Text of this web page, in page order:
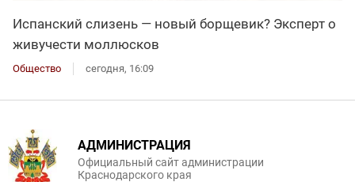
Испанский слизень — новый борщевик? Эксперт о
живучести моллюсков
Общество сегодня, 16:09
АДМИНИСТРАЦИЯ
Официальный сайт администрации
Краснодарского края